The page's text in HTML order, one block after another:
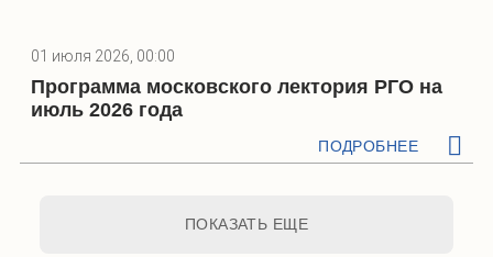
01 июля 2026, 00:00
Программа московского лектория РГО на
июль 2026 года
ПОДРОБНЕЕ
ПОКАЗАТЬ ЕЩЕ